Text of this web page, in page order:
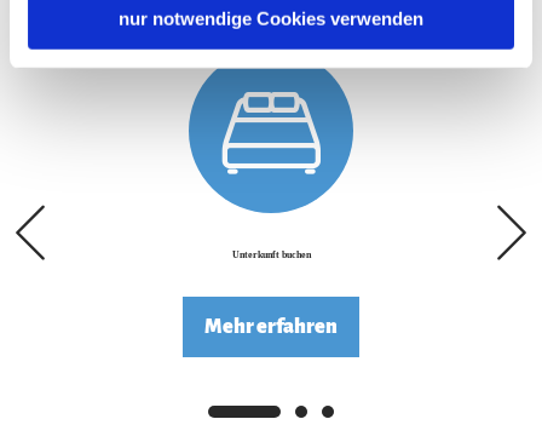
nur notwendige Cookies verwenden
Unterkunft buchen
Mehr erfahren